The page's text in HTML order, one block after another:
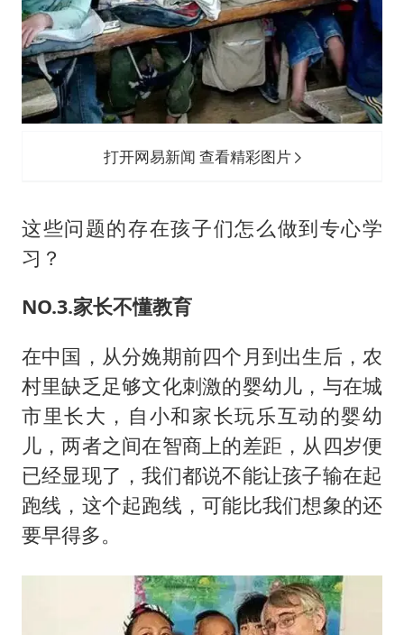
打开网易新闻 查看精彩图片
这些问题的存在孩子们怎么做到专心学
习？
NO.3.家长不懂教育
在中国，从分娩期前四个月到出生后，农
村里缺乏足够文化刺激的婴幼儿，与在城
市里长大，自小和家长玩乐互动的婴幼
儿，两者之间在智商上的差距，从四岁便
已经显现了，我们都说不能让孩子输在起
跑线，这个起跑线，可能比我们想象的还
要早得多。